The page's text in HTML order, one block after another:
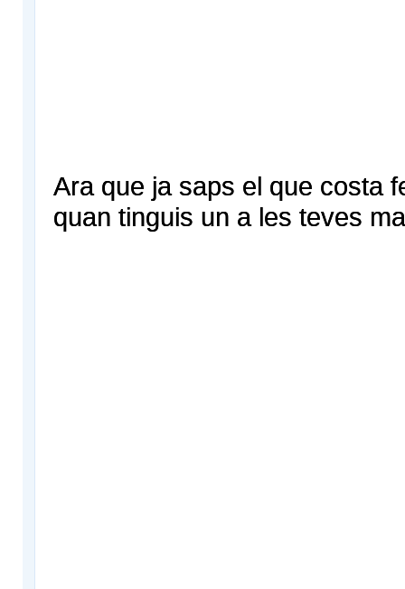
Ara que ja saps el que costa
quan tinguis un a les teves